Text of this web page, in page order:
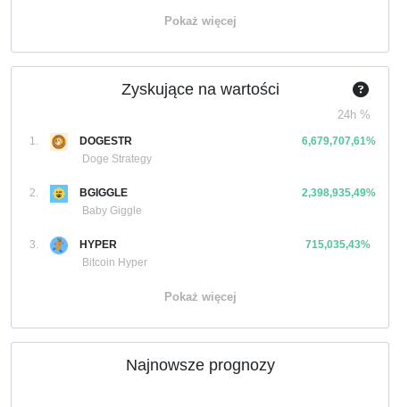
Pokaż więcej
Zyskujące na wartości
24h %
1.
DOGESTR
Doge Strategy
6,679,707,61%
2.
BGIGGLE
Baby Giggle
2,398,935,49%
3.
HYPER
Bitcoin Hyper
715,035,43%
Pokaż więcej
Najnowsze prognozy